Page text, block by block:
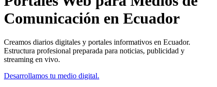
Comunicación en Ecuador
Creamos diarios digitales y portales informativos en Ecuador.
Estructura profesional preparada para noticias, publicidad y
streaming en vivo.
Desarrollamos tu medio digital.